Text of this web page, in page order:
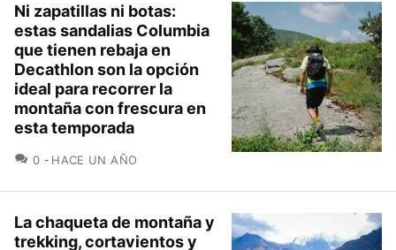
Ni zapatillas ni botas:
estas sandalias Columbia
que tienen rebaja en
Decathlon son la opción
ideal para recorrer la
montaña con frescura en
esta temporada
0 COMENTARIOS
HACE UN AÑO
La chaqueta de montaña y
trekking, cortavientos y